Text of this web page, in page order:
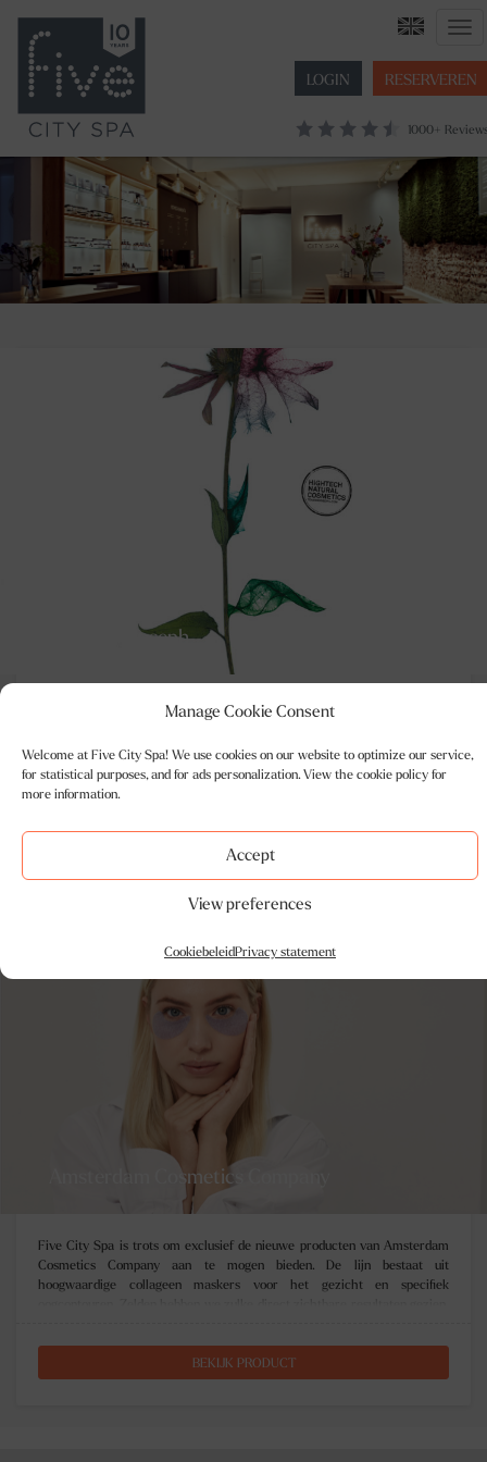
Manage Cookie Consent
Welcome at Five City Spa! We use cookies on our website to optimize our service,
for statistical purposes, and for ads personalization. View the cookie policy for
more information.
Accept
View preferences
CookiebeleidPrivacy statement
LOGIN RESERVEREN
1000+
Team Dr. Joseph
Team Dr. Joseph produceert innovatieve en unieke producten, met een
focus op zuiverheid, kwaliteit, duurzame biologische productie en
hightech technieken, eeuwenoude volksgeneeskunde en natuurlijke
cosmetica samen in deze gezichtsverzorgingslijn. De natuurlijke balans
van de huid wordt zo veel mogelijk gerespecteerd en deze wordt
Amsterdam Cosmetics Company
Five City Spa is trots om exclusief de nieuwe producten van Amsterdam
Cosmetics Company aan te mogen bieden. De lijn bestaat uit
hoogwaardige collageen maskers voor het gezicht en specifiek
BEKIJK PRODUCT